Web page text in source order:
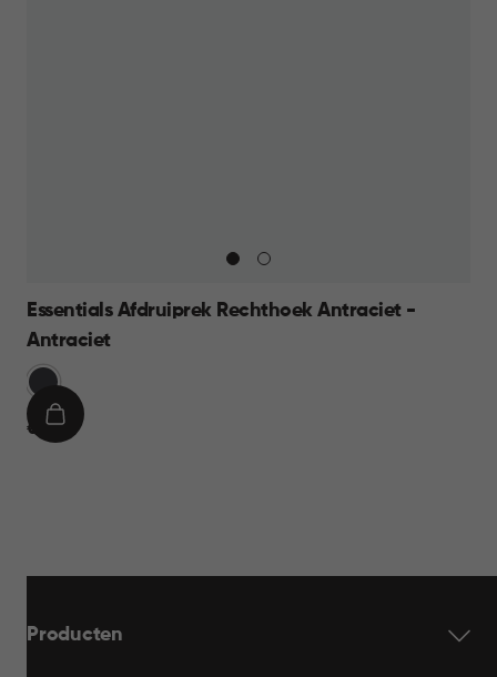
Essentials Afdruiprek Rechthoek Antraciet -
Antraciet
Grijs
€
€ 9,95
IN
Producten